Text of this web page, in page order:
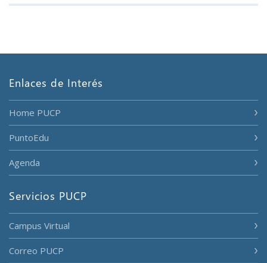
Enlaces de Interés
Home PUCP
PuntoEdu
Agenda
Servicios PUCP
Campus Virtual
Correo PUCP